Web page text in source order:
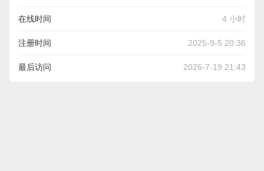
在线时间 4 小时
注册时间 2025-9-5 20:36
最后访问 2026-7-19 21:43